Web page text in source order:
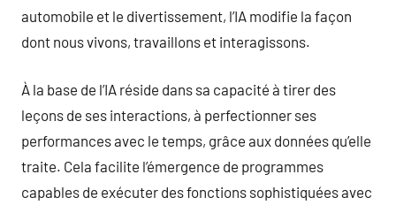
automobile et le divertissement, l’IA modifie la façon
dont nous vivons, travaillons et interagissons.
À la base de l’IA réside dans sa capacité à tirer des
leçons de ses interactions, à perfectionner ses
performances avec le temps, grâce aux données qu’elle
traite. Cela facilite l’émergence de programmes
capables de exécuter des fonctions sophistiquées avec